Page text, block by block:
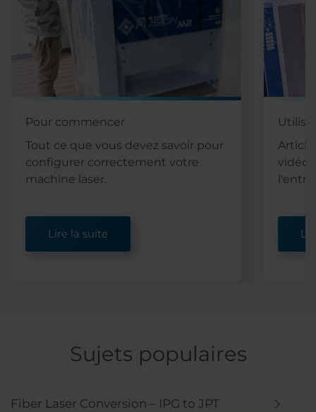
Pour commencer
Tout ce que vous devez savoir pour
configurer correctement votre
machine laser.
Lire la suite
vidéo
Sujets populaires
Fiber Laser Conversion – IPG to JPT